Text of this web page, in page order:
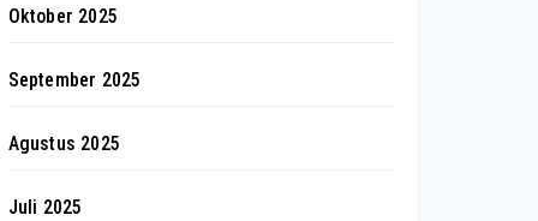
Oktober 2025
September 2025
Agustus 2025
Juli 2025